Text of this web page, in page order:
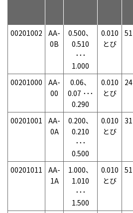
00201002
AA-
0B
0.500、
0.510
･･･
1.000
0.010
とび
51
00201000
AA-
00
0.06、
0.07 ･･･
0.290
0.010
とび
24
00201001
AA-
0A
0.200、
0.210
･･･
0.500
0.010
とび
31
00201011
AA-
1A
1.000、
1.010
･･･
1.500
0.010
とび
51